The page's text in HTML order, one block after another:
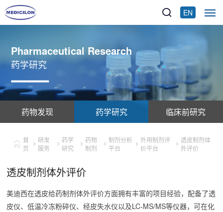
EN
Pharmaceutical Research
药学研究
药物发现 药学研究 临床前研究
首
页
研发
服务
药学
研究
药物
制剂
制剂分析
平台
外用制剂评
价平台
透皮制剂体
外评价
透皮制剂体外评价
美迪西在透皮给药制剂体外评价方面拥有丰富的项目经验，配备了透
皮仪、低温冷冻粉碎仪、经皮失水仪以及LC-MS/MS等仪器，可在化